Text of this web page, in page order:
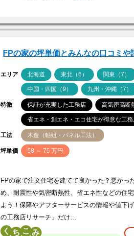
FPの家の坪単価とみんなの口コミや
エリア 北海道 東北（6） 関東（7）
中国・四国（9） 九州・沖縄（7）
特徴 保証が充実した工務店 高気密高断
省エネ・創エネ・エコ住宅が得意な工
工法 木造（軸組・パネル工法）
坪単価 58 ～ 75 万円
FPの家で注文住宅を建てて良かった？悪かっ
め、耐震性や気密断熱性、省エネ性などの住
よう！保障やアフターサービスの情報や値下
の工務店リサーチ」だけ…
く こ